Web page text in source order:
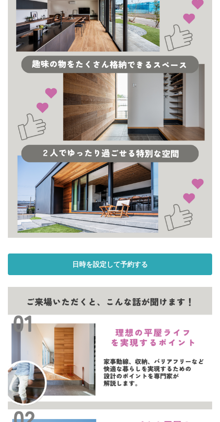
日時を設定して予約する